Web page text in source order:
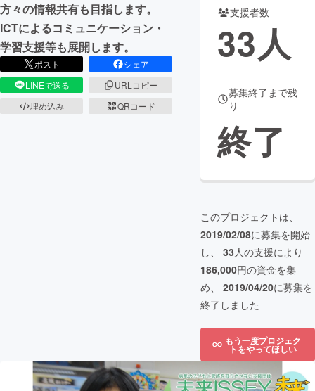
方々の情報共有も目指します。
ICTによるコミュニケーション・
学習支援等も展開します。
ポスト
シェア
LINEで送る
URLコピー
埋め込み
QRコード
支援者数
33人
募集終了まで残
り
終了
このプロジェクトは、
2019/02/08に募集を開始
し、 33人の支援により
186,000円の資金を集
め、 2019/04/20に募集を
終了しました
もう一度プロジェク
トをやってほしい